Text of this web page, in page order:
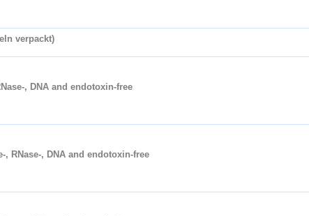
verpackt)
, DNA and endotoxin-free
, RNase-, DNA and endotoxin-free